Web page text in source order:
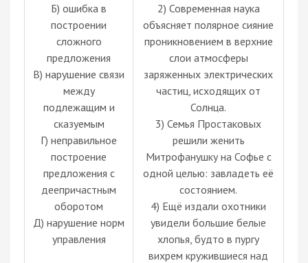
Б) ошибка в
построении
сложного
предложения
В) нарушение связи
между
подлежащим и
сказуемым
Г) неправильное
построение
предложения с
деепричастным
оборотом
Д) нарушение норм
управления
2) Современная наука
объясняет полярное сияние
проникновением в верхние
слои атмосферы
заряженных электрических
частиц, исходящих от
Солнца.
3) Семья Простаковых
решили женить
Митрофанушку на Софье с
одной целью: завладеть её
состоянием.
4) Ещё издали охотники
увидели большие белые
хлопья, будто в пургу
вихрем кружившиеся над